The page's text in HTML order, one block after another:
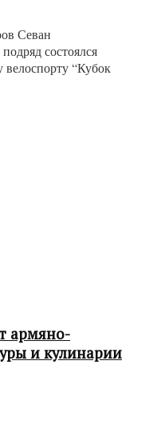
Севан
состоялся
“Кубок
армяно-
и кулинарии